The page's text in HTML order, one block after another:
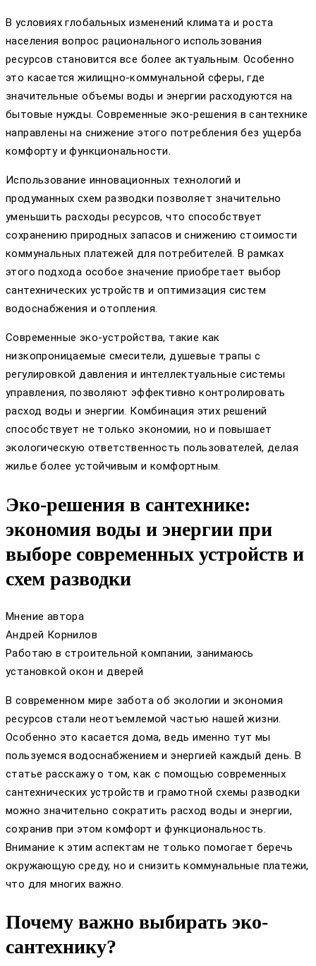
В условиях глобальных изменений климата и роста
населения вопрос рационального использования
ресурсов становится все более актуальным. Особенно
это касается жилищно-коммунальной сферы, где
значительные объемы воды и энергии расходуются на
бытовые нужды. Современные эко-решения в сантехнике
направлены на снижение этого потребления без ущерба
комфорту и функциональности.
Использование инновационных технологий и
продуманных схем разводки позволяет значительно
уменьшить расходы ресурсов, что способствует
сохранению природных запасов и снижению стоимости
коммунальных платежей для потребителей. В рамках
этого подхода особое значение приобретает выбор
сантехнических устройств и оптимизация систем
водоснабжения и отопления.
Современные эко-устройства, такие как
низкопроницаемые смесители, душевые трапы с
регулировкой давления и интеллектуальные системы
управления, позволяют эффективно контролировать
расход воды и энергии. Комбинация этих решений
способствует не только экономии, но и повышает
экологическую ответственность пользователей, делая
жилье более устойчивым и комфортным.
Эко-решения в сантехнике:
экономия воды и энергии при
выборе современных устройств и
схем разводки
Мнение автора
Андрей Корнилов
Работаю в строительной компании, занимаюсь
установкой окон и дверей
В современном мире забота об экологии и экономия
ресурсов стали неотъемлемой частью нашей жизни.
Особенно это касается дома, ведь именно тут мы
пользуемся водоснабжением и энергией каждый день. В
статье расскажу о том, как с помощью современных
сантехнических устройств и грамотной схемы разводки
можно значительно сократить расход воды и энергии,
сохранив при этом комфорт и функциональность.
Внимание к этим аспектам не только помогает беречь
окружающую среду, но и снизить коммунальные платежи,
что для многих важно.
Почему важно выбирать эко-
сантехнику?